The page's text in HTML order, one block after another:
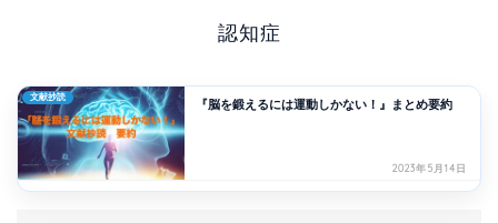
認知症
文献抄読
『脳を鍛えるには運動しかない！』まとめ要約
2023年5月14日